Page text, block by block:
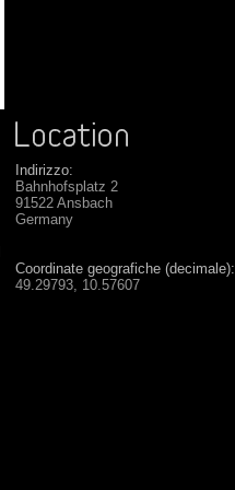
Indirizzo:
Bahnhofsplatz 2
91522 Ansbach
Germany
Coordinate geografiche (decimale):
49.29793, 10.57607